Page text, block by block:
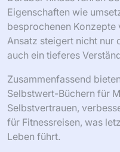
Eigenschaften wie
besprochenen
Ansatz steigert nicht nur
auch ein tieferes
Zusammenfassend
Selbstwert-Büchern für
Selbstvertrauen,
für Fitnessreisen, was
Leben führt.